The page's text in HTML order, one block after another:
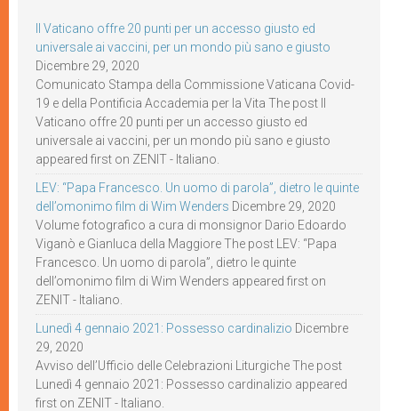
Il Vaticano offre 20 punti per un accesso giusto ed
universale ai vaccini, per un mondo più sano e giusto
Dicembre 29, 2020
Comunicato Stampa della Commissione Vaticana Covid-
19 e della Pontificia Accademia per la Vita The post Il
Vaticano offre 20 punti per un accesso giusto ed
universale ai vaccini, per un mondo più sano e giusto
appeared first on ZENIT - Italiano.
LEV: “Papa Francesco. Un uomo di parola”, dietro le quinte
dell’omonimo film di Wim Wenders Dicembre 29, 2020
Volume fotografico a cura di monsignor Dario Edoardo
Viganò e Gianluca della Maggiore The post LEV: “Papa
Francesco. Un uomo di parola”, dietro le quinte
dell’omonimo film di Wim Wenders appeared first on
ZENIT - Italiano.
Lunedì 4 gennaio 2021: Possesso cardinalizio Dicembre
29, 2020
Avviso dell’Ufficio delle Celebrazioni Liturgiche The post
Lunedì 4 gennaio 2021: Possesso cardinalizio appeared
first on ZENIT - Italiano.